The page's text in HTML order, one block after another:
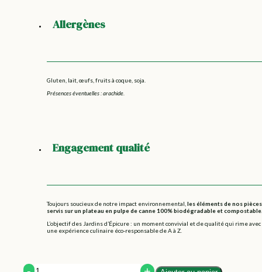
Allergènes
Gluten, lait, œufs, fruits à coque, soja.
Présences éventuelles : arachide.
Engagement qualité
Toujours soucieux de notre impact environnemental, les éléments de nos
servis sur un plateau en pulpe de canne 100% biodégradable et compostable.
L’objectif des Jardins d’Épicure : un moment convivial et de qualité qui rime
une expérience culinaire éco-responsable de A à Z.
Quantity